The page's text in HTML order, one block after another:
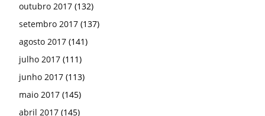
outubro 2017 (132)
setembro 2017 (137)
agosto 2017 (141)
julho 2017 (111)
junho 2017 (113)
maio 2017 (145)
abril 2017 (145)